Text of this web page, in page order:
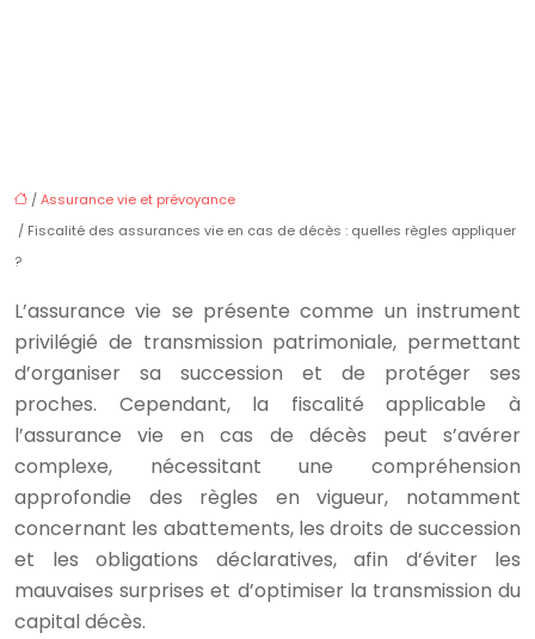
/Assurance vie et prévoyance
/ Fiscalité des assurances vie en cas de décès : quelles règles appliquer
?
L’assurance vie se présente comme un instrument
privilégié de transmission patrimoniale, permettant
d’organiser sa succession et de protéger ses
proches. Cependant, la fiscalité applicable à
l’assurance vie en cas de décès peut s’avérer
complexe, nécessitant une compréhension
approfondie des règles en vigueur, notamment
concernant les abattements, les droits de succession
et les obligations déclaratives, afin d’éviter les
mauvaises surprises et d’optimiser la transmission du
capital décès.